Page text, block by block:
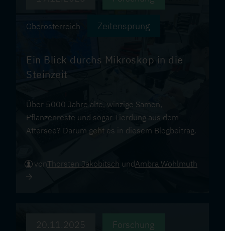
Oberösterreich Zeitensprung
Ein Blick durchs Mikroskop in die
Steinzeit
Über 5000 Jahre alte, winzige Samen,
Pflanzenreste und sogar Tierdung aus dem
Attersee? Darum geht es in diesem Blogbeitrag.
vonThorsten Jakobitsch undAmbra Wohlmuth
20.11.2025 Forschung